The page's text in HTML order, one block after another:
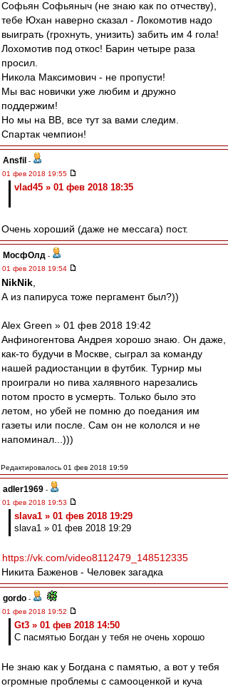
Софьян Софьяныч (не знаю как по отчеству),
тебе Юхан наверно сказал - Локомотив надо
выиграть (грохнуть, унизить) забить им 4 гола!
Лохомотив под откос! Барин четыре раза
просил.
Никола Максимович - не пропусти!
Мы вас новички уже любим и дружно
поддержим!
Но мы на ВВ, все тут за вами следим.
Спартак чемпион!
Ansfil -
01 фев 2018 19:55
vlad45 » 01 фев 2018 18:35
Очень хороший (даже не мессага) пост.
МосфОлд -
01 фев 2018 19:54
NikNik
А из папируса тоже пергамент был?))
Alex Green » 01 фев 2018 19:42
Анфиногентова Андрея хорошо знаю. Он даже,
как-то будучи в Москве, сыграл за команду
нашей радиостанции в футбик. Турнир мы
проиграли но пива халявного нарезались
потом просто в усмерть. Только было это
летом, но убей не помню до поедания им
газеты или после. Сам он не кололся и не
напоминал...)))
Редактировалось 01 фев 2018 19:59
adler1969 -
01 фев 2018 19:53
slava1 » 01 фев 2018 19:29
slava1 » 01 фев 2018 19:29
https://vk.com/video8112479_148512335
Никита Баженов - Человек загадка
gordo -
01 фев 2018 19:52
Gt3 » 01 фев 2018 14:50
С пасмятью Богдан у тебя не очень хорошо
Не знаю как у Богдана с памятью, а вот у тебя
огромные проблемы с самооценкой и куча